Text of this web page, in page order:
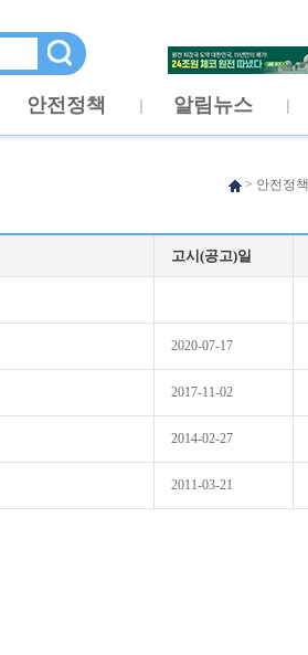
안전정책 알림뉴스
> 안전정책
고시(공고)일
2020-07-17
2017-11-02
2014-02-27
2011-03-21